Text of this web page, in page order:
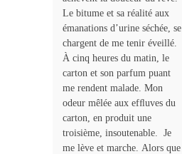
Le bitume et sa réalité aux
émanations d’urine séchée, se
chargent de me tenir éveillé.
À cinq heures du matin, le
carton et son parfum puant
me rendent malade. Mon
odeur mêlée aux efﬂuves du
carton, en produit une
troisième, insoutenable. Je
me lève et marche. Alors que